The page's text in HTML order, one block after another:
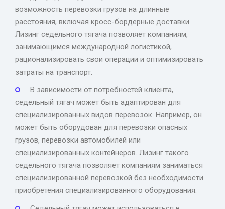
возможность перевозки грузов на длинные
расстояния, включая кросс-бордерные доставки.
Лизинг седельного тягача позволяет компаниям,
занимающимся международной логистикой,
рационализировать свои операции и оптимизировать
затраты на транспорт.
В зависимости от потребностей клиента,
седельный тягач может быть адаптирован для
специализированных видов перевозок. Например, он
может быть оборудован для перевозки опасных
грузов, перевозки автомобилей или
специализированных контейнеров. Лизинг такого
седельного тягача позволяет компаниям заниматься
специализированной перевозкой без необходимости
приобретения специализированного оборудования.